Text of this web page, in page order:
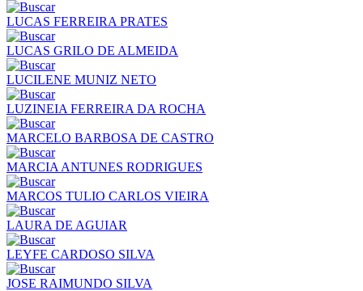
LUCAS FERREIRA PRATES
LUCAS GRILO DE ALMEIDA
LUCILENE MUNIZ NETO
LUZINEIA FERREIRA DA ROCHA
MARCELO BARBOSA DE CASTRO
MARCIA ANTUNES RODRIGUES
MARCOS TULIO CARLOS VIEIRA
LAURA DE AGUIAR
LEYFE CARDOSO SILVA
JOSE RAIMUNDO SILVA